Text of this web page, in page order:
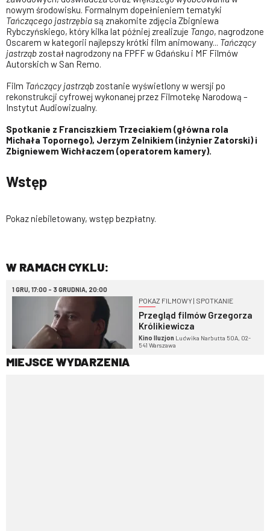
nowym środowisku. Formalnym dopełnieniem tematyki
Tańczącego jastrzębia są znakomite zdjęcia Zbigniewa
Rybczyńskiego, który kilka lat później zrealizuje Tango, nagrodzone
Oscarem w kategorii najlepszy krótki film animowany... Tańczący
jastrząb został nagrodzony na FPFF w Gdańsku i MF Filmów
Autorskich w San Remo.
Film Tańczący jastrząb zostanie wyświetlony w wersji po
rekonstrukcji cyfrowej wykonanej przez Filmotekę Narodową –
Instytut Audiowizualny.
Spotkanie z Franciszkiem Trzeciakiem (główna rola
Michała Topornego), Jerzym Zelnikiem (inżynier Zatorski) i
Zbigniewem Wichłaczem (operatorem kamery).
Wstęp
Pokaz niebiletowany, wstęp bezpłatny.
W RAMACH CYKLU:
1 GRU, 17:00 - 3 GRUDNIA, 20:00
POKAZ FILMOWY | SPOTKANIE
Przegląd filmów Grzegorza
Królikiewicza
Kino Iluzjon Ludwika Narbutta 50A, 02-
541 Warszawa
MIEJSCE WYDARZENIA